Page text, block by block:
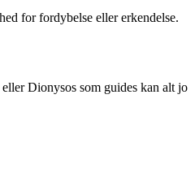
for fordybelse eller erkendelse.
Dionysos som guides kan alt jo